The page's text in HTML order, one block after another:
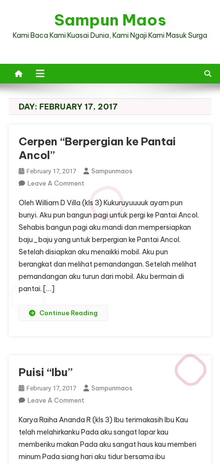
Sampun Maos
Kami Baca Kami Kuasai Dunia, Kami Ngaji Kami Masuk Surga
DAY: FEBRUARY 17, 2017
Cerpen “Berpergian ke Pantai
Ancol”
February 17, 2017
Sampunmaos
Leave A CommentOn
“Berpergian
Ke
Pantai
Ancol”
Oleh William D Villa (kls 3) Kukuruyuuuuk ayam pun
bunyi. Aku pun bangun pagi untuk pergi ke Pantai Ancol.
Sehabis bangun pagi aku mandi dan mempersiapkan
baju_baju yang untuk berpergian ke Pantai Ancol.
Setelah disiapkan aku menaikki mobil. Aku pun
berangkat dan melihat pemandangan. Setelah melihat
pemandangan aku turun dari mobil. Aku bermain di
pantai. […]
Continue Reading
Puisi “Ibu”
February 17, 2017
Sampunmaos
Leave A CommentOn
“Ibu”
Karya Raiha Ananda R (kls 3) Ibu terimakasih Ibu Kau
telah melahirkanku Pada aku sangat lapar kau
memberiku makan Pada aku sangat haus kau memberi
minum Pada siang hari aku tidur bersama ibu